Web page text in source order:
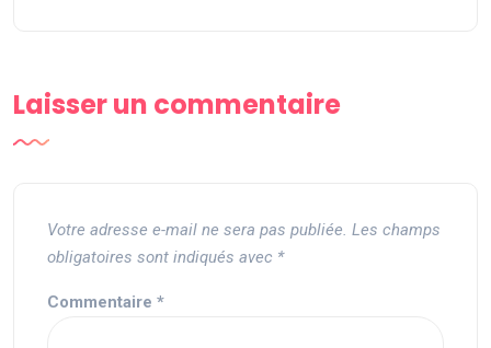
Laisser un commentaire
Votre adresse e-mail ne sera pas publiée. Les champs
obligatoires sont indiqués avec *
Commentaire *